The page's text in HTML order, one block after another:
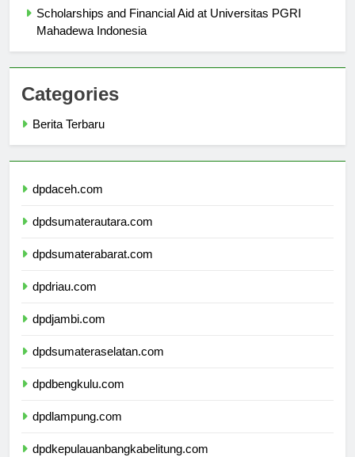
Scholarships and Financial Aid at Universitas PGRI
Mahadewa Indonesia
Categories
Berita Terbaru
dpdaceh.com
dpdsumaterautara.com
dpdsumaterabarat.com
dpdriau.com
dpdjambi.com
dpdsumateraselatan.com
dpdbengkulu.com
dpdlampung.com
dpdkepulauanbangkabelitung.com